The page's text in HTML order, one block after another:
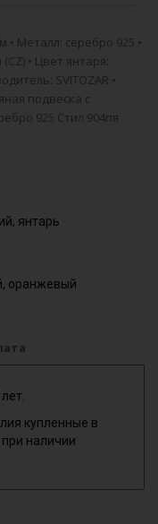
Металл: серебро 925 •
• Цвет янтаря:
SVITOZAR •
подвеска с
925 Стил 904пя
янтарь
оранжевый
купленные в
наличии